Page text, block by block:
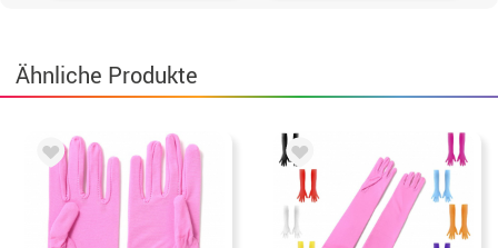
Ähnliche Produkte